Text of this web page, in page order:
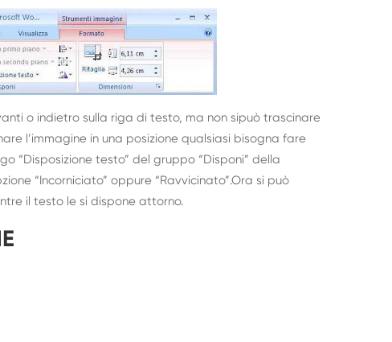
o indietro sulla riga di testo, ma non sipuò trascinare
l’immagine in una posizione qualsiasi bisogna fare
“Disposizione testo” del gruppo “Disponi” della
“Incorniciato” oppure “Ravvicinato”.Ora si può
il testo le si dispone attorno.